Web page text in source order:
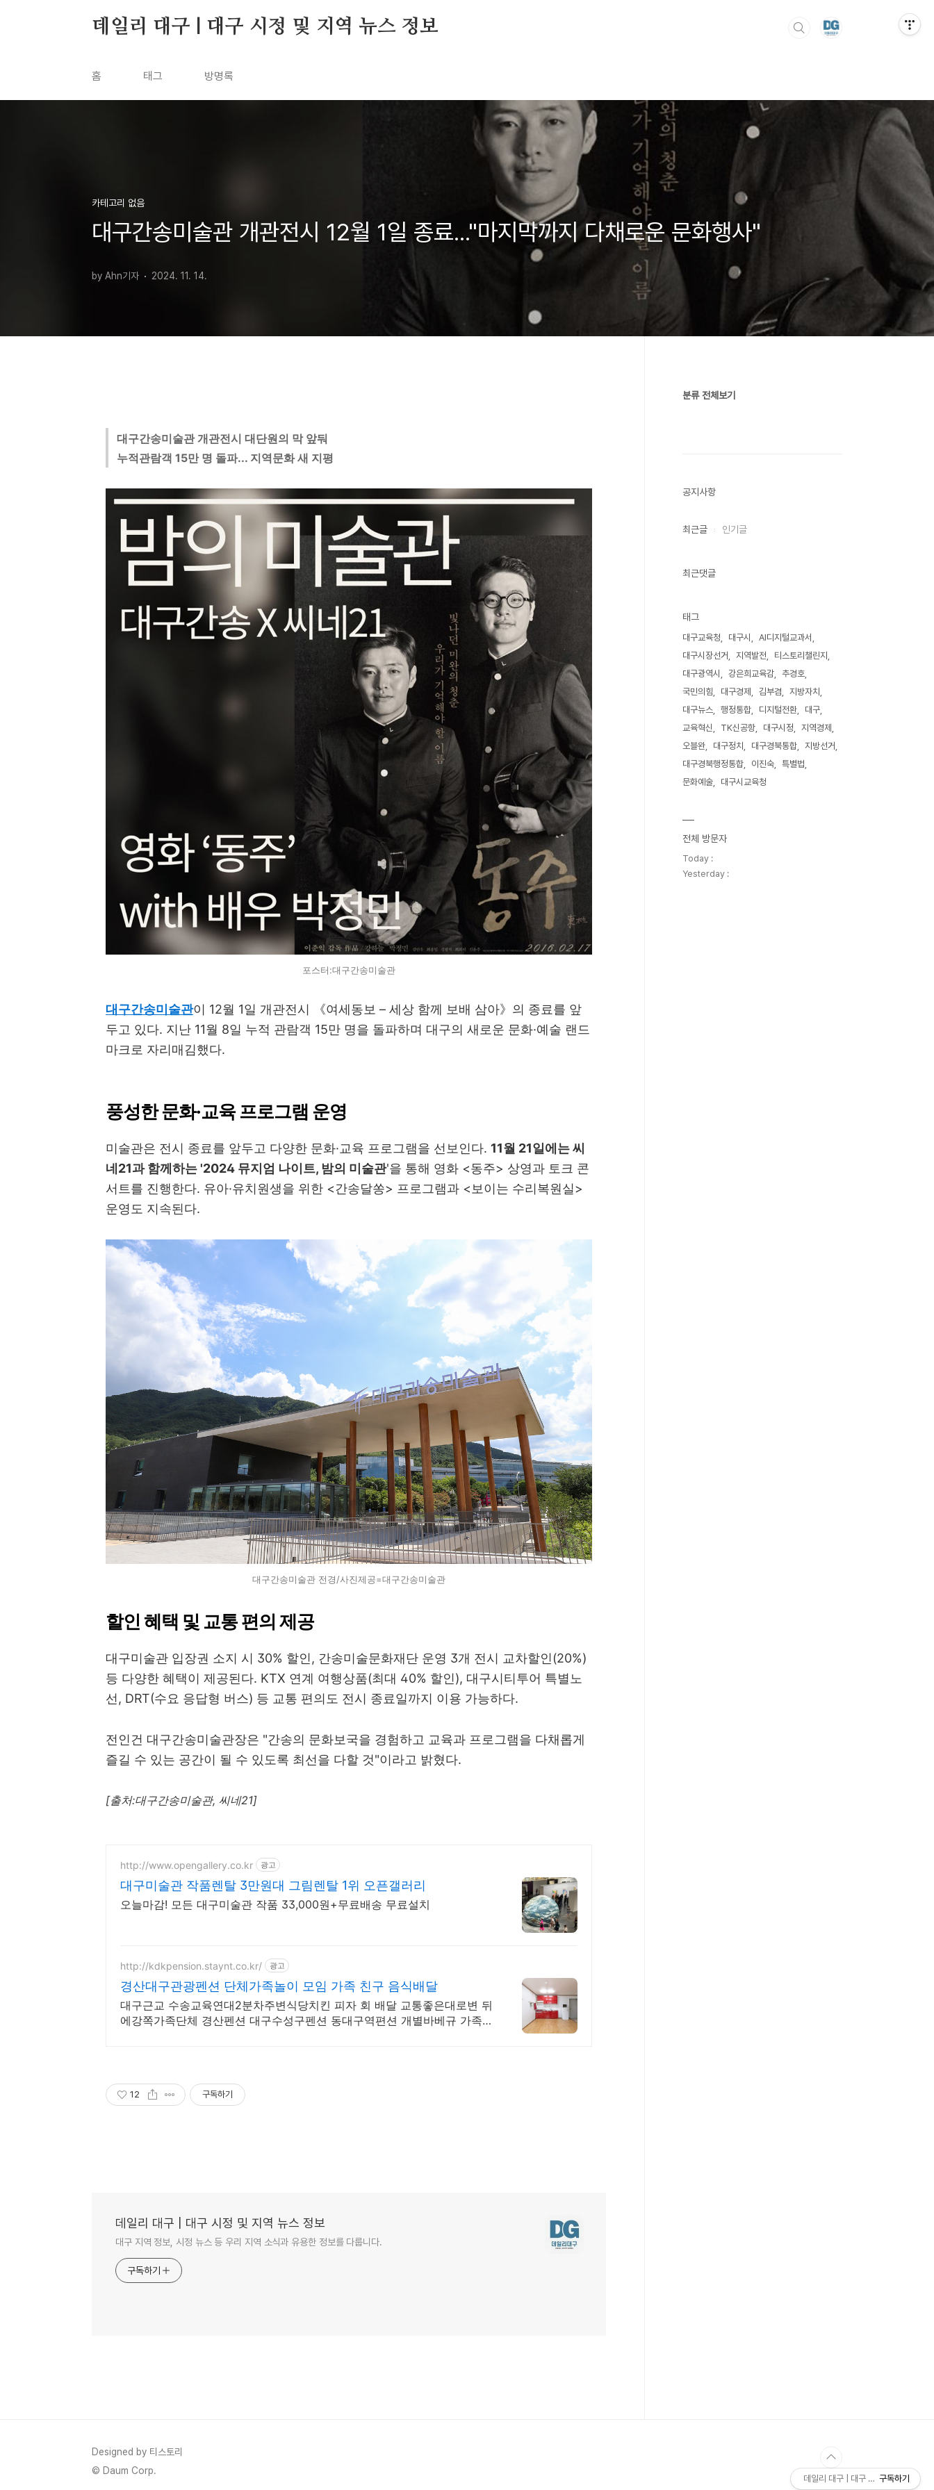
데일리 대구 | 대구 시정 및 지역 뉴스 정보
홈 태그 방명록
카테고리 없음
대구간송미술관 개관전시 12월 1일 종료..."마지막까지 다채로운 문화행사"
by Ahn기자 2024. 11. 14.
대구간송미술관 개관전시 대단원의 막 앞둬
누적관람객 15만 명 돌파... 지역문화 새 지평
포스터:대구간송미술관
대구간송미술관이 12월 1일 개관전시 《여세동보 – 세상 함께 보배 삼아》의 종료를 앞
두고 있다. 지난 11월 8일 누적 관람객 15만 명을 돌파하며 대구의 새로운 문화·예술 랜드
마크로 자리매김했다.
풍성한 문화·교육 프로그램 운영
미술관은 전시 종료를 앞두고 다양한 문화·교육 프로그램을 선보인다. 11월 21일에는 씨
네21과 함께하는 '2024 뮤지엄 나이트, 밤의 미술관'을 통해 영화 <동주> 상영과 토크 콘
서트를 진행한다. 유아·유치원생을 위한 <간송달쏭> 프로그램과 <보이는 수리복원실>
운영도 지속된다.
대구간송미술관 전경/사진제공=대구간송미술관
할인 혜택 및 교통 편의 제공
대구미술관 입장권 소지 시 30% 할인, 간송미술문화재단 운영 3개 전시 교차할인(20%)
등 다양한 혜택이 제공된다. KTX 연계 여행상품(최대 40% 할인), 대구시티투어 특별노
선, DRT(수요 응답형 버스) 등 교통 편의도 전시 종료일까지 이용 가능하다.
전인건 대구간송미술관장은 "간송의 문화보국을 경험하고 교육과 프로그램을 다채롭게
즐길 수 있는 공간이 될 수 있도록 최선을 다할 것"이라고 밝혔다.
[출처:대구간송미술관, 씨네21]
http://www.opengallery.co.kr 광고
대구미술관 작품렌탈 3만원대 그림렌탈 1위 오픈갤러리
오늘마감! 모든 대구미술관 작품 33,000원+무료배송 무료설치
http://kdkpension.staynt.co.kr/ 광고
경산대구관광펜션 단체가족놀이 모임 가족 친구 음식배달
대구근교 수송교육연대2분차주변식당치킨 피자 회 배달 교통좋은대로변 뒤
에강쪽가족단체 경산펜션 대구수성구펜션 동대구역편션 개별바베규 가족단
12 구독하기
데일리 대구 | 대구 시정 및 지역 뉴스 정보
대구 지역 정보, 시정 뉴스 등 우리 지역 소식과 유용한 정보를 다룹니다.
구독하기
분류 전체보기
공지사항
최근글 인기글
최근댓글
태그
대구교육청 대구시
AI디지털교과서
대구시장선거
지역발전
티스토리챌린지
대구광역시
강은희교육감
추경호
국민의힘
대구경제 김부겸
지방자치
대구뉴스
행정통합 디지털전환
대구
교육혁신
TK신공항 대구시정
지역경제
오블완
대구정치 대구경북통합
지방선거
대구경북행정통합
이진숙
특별법
문화예술
대구시교육청
전체 방문자
Today :
Yesterday :
Designed by 티스토리
© Daum Corp.
데일리 대구 | 대구 시정 및 지역 뉴스
구독하기